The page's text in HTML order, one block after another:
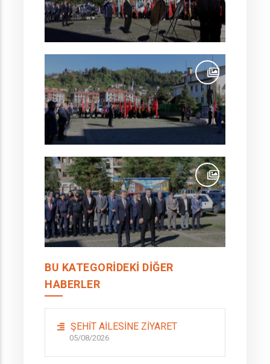
BU KATEGORIDEKI DIĞER
HABERLER
ŞEHİT AİLESİNE ZİYARET
05/08/2026